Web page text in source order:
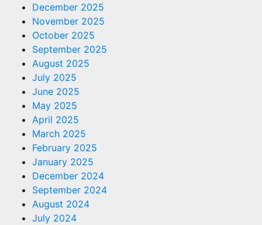
December 2025
November 2025
October 2025
September 2025
August 2025
July 2025
June 2025
May 2025
April 2025
March 2025
February 2025
January 2025
December 2024
September 2024
August 2024
July 2024